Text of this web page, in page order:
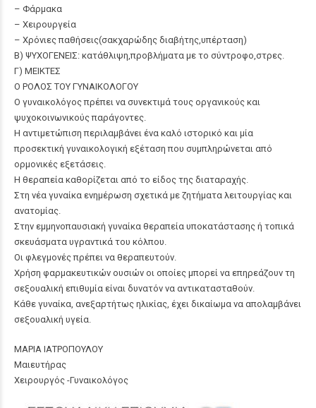
– Φάρμακα
– Χειρουργεία
– Χρόνιες παθήσεις(σακχαρώδης διαβήτης,υπέρταση)
Β) ΨΥΧΟΓΕΝΕΙΣ: κατάθλιψη,προβλήματα με το σύντροφο,στρες.
Γ) ΜΕΙΚΤΕΣ
Ο ΡΟΛΟΣ ΤΟΥ ΓΥΝΑΙΚΟΛΟΓΟΥ
Ο γυναικολόγος πρέπει να συνεκτιμά τους οργανικούς και
ψυχοκοινωνικούς παράγοντες.
Η αντιμετώπιση περιλαμβάνει ένα καλό ιστορικό και μία
προσεκτική γυναικολογική εξέταση που συμπληρώνεται από
ορμονικές εξετάσεις.
Η θεραπεία καθορίζεται από το είδος της διαταραχής.
Στη νέα γυναίκα ενημέρωση σχετικά με ζητήματα λειτουργίας και
ανατομίας.
Στην εμμηνοπαυσιακή γυναίκα θεραπεία υποκατάστασης ή τοπικά
σκευάσματα υγραντικά του κόλπου.
Οι φλεγμονές πρέπει να θεραπευτούν.
Χρήση φαρμακευτικών ουσιών οι οποίες μπορεί να επηρεάζουν τη
σεξουαλική επιθυμία είναι δυνατόν να αντικατασταθούν.
Κάθε γυναίκα, ανεξαρτήτως ηλικίας, έχει δικαίωμα να απολαμβάνει
σεξουαλική υγεία.
ΜΑΡΙΑ ΙΑΤΡΟΠΟΥΛΟΥ
Μαιευτήρας
Χειρουργός -Γυναικολόγος